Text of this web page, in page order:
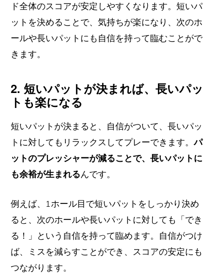
ド全体のスコアが安定しやすくなります。短いパ
ットを決めることで、気持ちが楽になり、次のホ
ールや長いパットにも自信を持って臨むことがで
きます。
2. 短いパットが決まれば、長いパッ
トも楽になる
短いパットが決まると、自信がついて、長いパッ
トに対してもリラックスしてプレーできます。パ
ットのプレッシャーが減ることで、長いパットに
も余裕が生まれるんです。
例えば、1ホール目で短いパットをしっかり決め
ると、次のホールや長いパットに対しても「でき
る！」という自信を持って臨めます。自信がつけ
ば、ミスを減らすことができ、スコアの安定にも
つながります。